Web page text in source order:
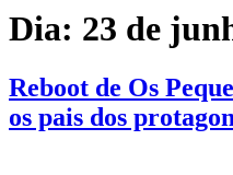
Dia: 23 de
Reboot de Os
os pais dos